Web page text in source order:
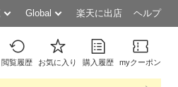
Global 楽天に出店 ヘルプ
閲覧履歴 お気に入り 購入履歴 myクーポン